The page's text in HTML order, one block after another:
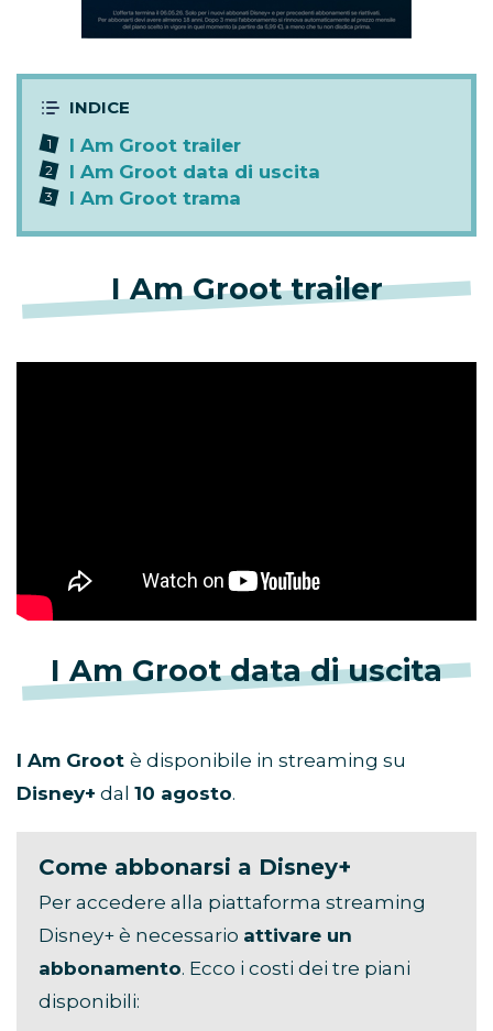
I Am Groot trailer
I Am Groot data di uscita
I Am Groot trama
I Am Groot trailer
I Am Groot data di uscita
I Am Groot è disponibile in streaming su
Disney+ dal 10 agosto.
Come abbonarsi a Disney+
Per accedere alla piattaforma streaming
Disney+ è necessario attivare un
abbonamento. Ecco i costi dei tre piani
disponibili: